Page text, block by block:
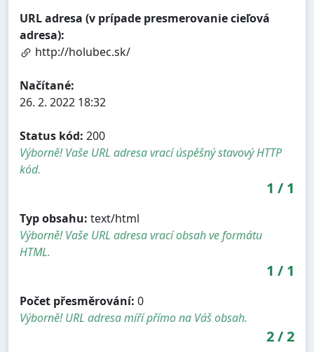
URL adresa (v prípade presmerovanie cieľová
adresa):
http://holubec.sk/
Načítané:
26. 2. 2022 18:32
Status kód: 200
Výborně! Vaše URL adresa vrací úspěšný stavový HTTP
kód.
1 / 1
Typ obsahu: text/html
Výborně! Vaše URL adresa vrací obsah ve formátu
HTML.
1 / 1
Počet přesměrování: 0
Výborně! URL adresa míří přímo na Váš obsah.
2/2